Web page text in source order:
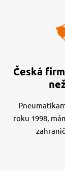
Česká
roku 1998,